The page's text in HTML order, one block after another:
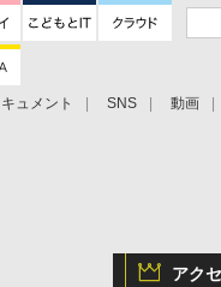
キュメント SNS 動画
アク